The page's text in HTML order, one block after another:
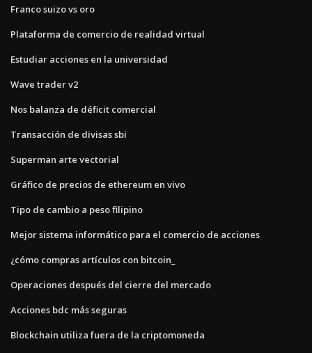
Franco suizo vs oro
Plataforma de comercio de realidad virtual
Estudiar acciones en la universidad
Wave trader v2
Nos balanza de déficit comercial
Transacción de divisas sbi
Superman arte vectorial
Gráfico de precios de ethereum en vivo
Tipo de cambio a peso filipino
Mejor sistema informático para el comercio de acciones
¿cómo compras artículos con bitcoin_
Operaciones después del cierre del mercado
Acciones bdc más seguras
Blockchain utiliza fuera de la criptomoneda